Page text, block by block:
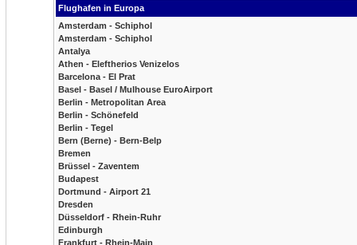
Flughafen in Europa
Amsterdam - Schiphol
Amsterdam - Schiphol
Antalya
Athen - Eleftherios Venizelos
Barcelona - El Prat
Basel - Basel / Mulhouse EuroAirport
Berlin - Metropolitan Area
Berlin - Schönefeld
Berlin - Tegel
Bern (Berne) - Bern-Belp
Bremen
Brüssel - Zaventem
Budapest
Dortmund - Airport 21
Dresden
Düsseldorf - Rhein-Ruhr
Edinburgh
Frankfurt - Rhein-Main